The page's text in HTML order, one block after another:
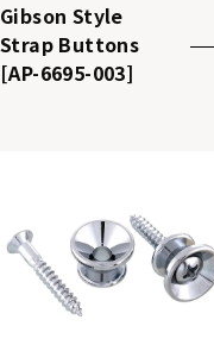
Gibson Style
Strap Buttons
[AP-6695-003]